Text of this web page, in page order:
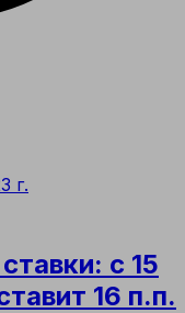
г.
с 15
16 п.п.